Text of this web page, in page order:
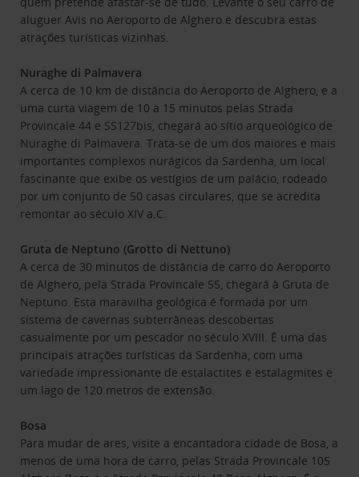
aluguer Avis no Aeroporto de Alghero e descubra estas
atrações turísticas vizinhas.
Nuraghe di Palmavera
A cerca de 10 km de distância do Aeroporto de Alghero, e a
uma curta viagem de 10 a 15 minutos pelas Strada
Provincale 44 e SS127bis, chegará ao sítio arqueológico de
Nuraghe di Palmavera. Trata-se de um dos maiores e mais
importantes complexos nurágicos da Sardenha, um local
fascinante que exibe os vestígios de um palácio, rodeado
por um conjunto de 50 casas circulares, que se acredita
remontar ao século XIV a.C.
Gruta de Neptuno (Grotto di Nettuno)
A cerca de 30 minutos de distância de carro do Aeroporto
de Alghero, pela Strada Provincale 55, chegará à Gruta de
Neptuno. Esta maravilha geológica é formada por um
sistema de cavernas subterrâneas descobertas
casualmente por um pescador no século XVIII. É uma das
principais atrações turísticas da Sardenha, com uma
variedade impressionante de estalactites e estalagmites e
um lago de 120 metros de extensão.
Bosa
Para mudar de ares, visite a encantadora cidade de Bosa, a
menos de uma hora de carro, pelas Strada Provincale 105